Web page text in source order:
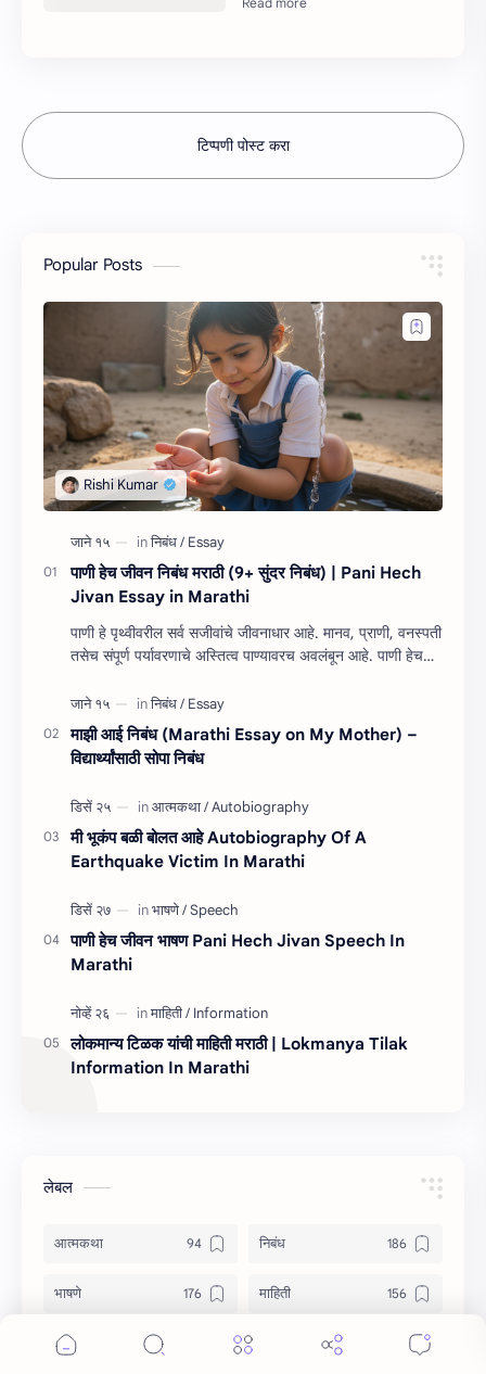
टिप्पणी पोस्ट करा
Popular Posts
पाणी हेच जीवन निबंध मराठी (9+ सुंदर निबंध) | Pani Hech
Jivan Essay in Marathi
पाणी हे पृथ्वीवरील सर्व सजीवांचे जीवनाधार आहे. मानव, प्राणी, वनस्पती
तसेच संपूर्ण पर्यावरणाचे अस्तित्व पाण्यावरच अवलंबून आहे. पाणी हेच
माझी आई निबंध (Marathi Essay on My Mother) –
विद्यार्थ्यांसाठी सोपा निबंध
मी भूकंप बळी बोलत आहे Autobiography Of A
Earthquake Victim In Marathi
पाणी हेच जीवन भाषण Pani Hech Jivan Speech In
Marathi
लोकमान्य टिळक यांची माहिती मराठी | Lokmanya Tilak
Information In Marathi
लेबल
आत्मकथा निबंध
भाषणे माहिती
Autobiography